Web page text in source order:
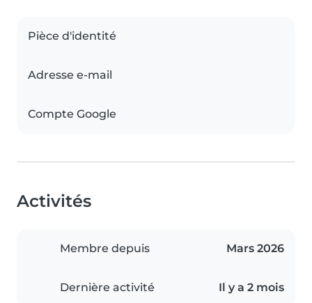
Pièce d'identité
Adresse e-mail
Compte Google
Activités
Membre depuis Mars 2026
Dernière activité Il y a 2 mois